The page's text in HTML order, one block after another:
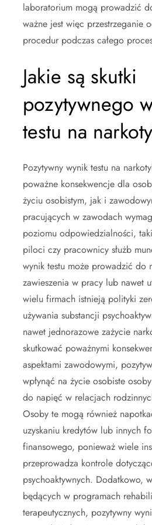
laboratorium mogą prowadzić
ważne jest więc przestrzeganie
procedur podczas całego
Jakie są skutki
pozytywnego
testu na
Pozytywny wynik testu na
poważne konsekwencje dla
życiu osobistym, jak i
pracujących w zawodach
poziomu odpowiedzialności,
piloci czy pracownicy służb
wynik testu może prowadzić do
zawieszenia w pracy lub nawet
wielu firmach istnieją polityki
używania substancji
nawet jednorazowe zażycie
skutkować poważnymi
aspektami zawodowymi,
wpłynąć na życie osobiste
do napięć w relacjach
Osoby te mogą również
uzyskaniu kredytów lub innych
finansowego, ponieważ wiele
przeprowadza kontrole
psychoaktywnych. Dodatkowo,
będących w programach
terapeutycznych, pozytywny